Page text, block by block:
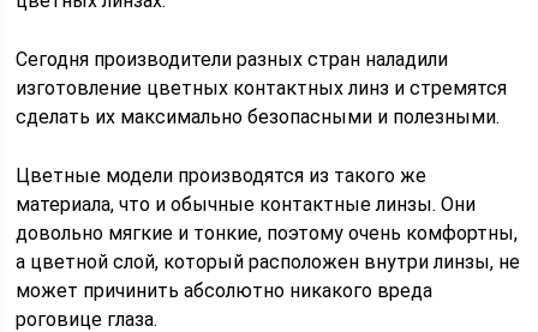
Сегодня производители разных стран наладили
изготовление цветных контактных линз и стремятся
сделать их максимально безопасными и полезными.
Цветные модели производятся из такого же
материала, что и обычные контактные линзы. Они
довольно мягкие и тонкие, поэтому очень комфортны,
а цветной слой, который расположен внутри линзы, не
может причинить абсолютно никакого вреда
роговице глаза.